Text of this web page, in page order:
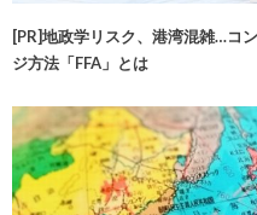
[PR]地政学リスク、港湾混雑…コ
ジ方法「FFA」とは